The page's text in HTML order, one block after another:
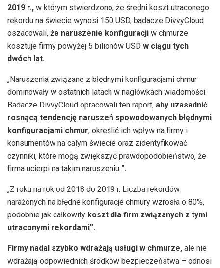
2019 r., w którym stwierdzono, że średni koszt utraconego
rekordu na świecie wynosi 150 USD, badacze DivvyCloud
oszacowali, że naruszenie konfiguracji w chmurze
kosztuje firmy powyżej 5 bilionów USD w ciągu tych
dwóch lat.
„Naruszenia związane z błędnymi konfiguracjami chmur
dominowały w ostatnich latach w nagłówkach wiadomości.
Badacze DivvyCloud opracowali ten raport, aby uzasadnić
rosnącą tendencję naruszeń spowodowanych błędnymi
konfiguracjami chmur, określić ich wpływ na firmy i
konsumentów na całym świecie oraz zidentyfikować
czynniki, które mogą zwiększyć prawdopodobieństwo, że
firma ucierpi na takim naruszeniu ”.
„Z roku na rok od 2018 do 2019 r. Liczba rekordów
narażonych na błędne konfiguracje chmury wzrosła o 80%,
podobnie jak całkowity koszt dla firm związanych z tymi
utraconymi rekordami”.
Firmy nadal szybko wdrażają usługi w chmurze, ale nie
wdrażają odpowiednich środków bezpieczeństwa – odnosi